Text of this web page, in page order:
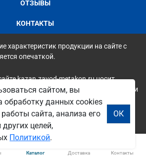
ОТЗЫВЫ
КОНТАКТЫ
характеристик продукции на сайте с
опечаткой.
kazan.zavod-metakon.ru носит
и справочный характер и ни
является публичной офертой. Всю
можно узнать по телефонам
Каталог Доставка Контакты
сайтом, вы
обработку данных cookies
сайта, анализа его
целей,
Политикой.
ОК